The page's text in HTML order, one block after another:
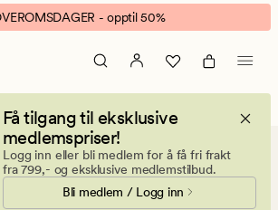
- opptil 50%
Få tilgang til eksklusive
medlemspriser!
Logg inn eller bli medlem for å få fri frakt
fra 799,- og eksklusive medlemstilbud.
Bli medlem / Logg inn
og kluter Håndklær